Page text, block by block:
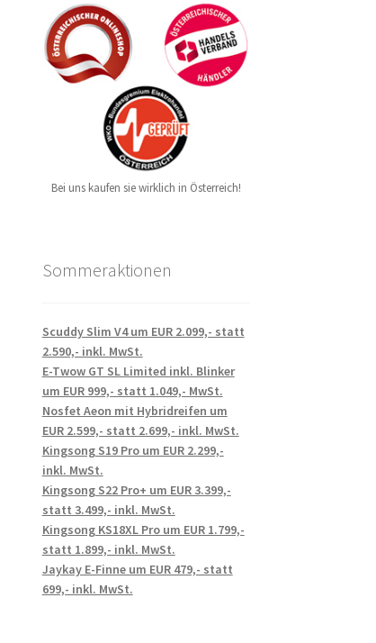
Bei uns kaufen sie wirklich in Österreich!
Sommeraktionen
Scuddy Slim V4 um EUR 2.099,- statt
2.590,- inkl. MwSt.
E-Twow GT SL Limited inkl. Blinker
um EUR 999,- statt 1.049,- MwSt.
Nosfet Aeon mit Hybridreifen um
EUR 2.599,- statt 2.699,- inkl. MwSt.
Kingsong S19 Pro um EUR 2.299,-
inkl. MwSt.
Kingsong S22 Pro+ um EUR 3.399,-
statt 3.499,- inkl. MwSt.
Kingsong KS18XL Pro um EUR 1.799,-
statt 1.899,- inkl. MwSt.
Jaykay E-Finne um EUR 479,- statt
699,- inkl. MwSt.